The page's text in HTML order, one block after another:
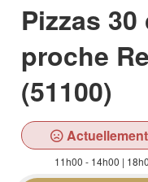
Pizzas
proche
(51100)
11h00 - 14h00 |